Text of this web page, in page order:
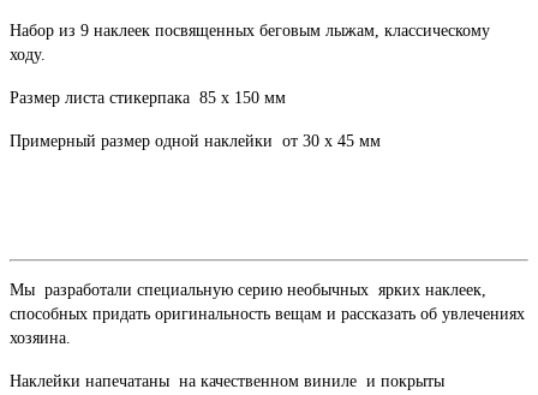
Набор из 9 наклеек посвященных беговым лыжам, классическому
ходу.
Размер листа стикерпака 85 х 150 мм
Примерный размер одной наклейки от 30 х 45 мм
Мы разработали специальную серию необычных ярких наклеек,
способных придать оригинальность вещам и рассказать об увлечениях
хозяина.
Наклейки напечатаны на качественном виниле и покрыты